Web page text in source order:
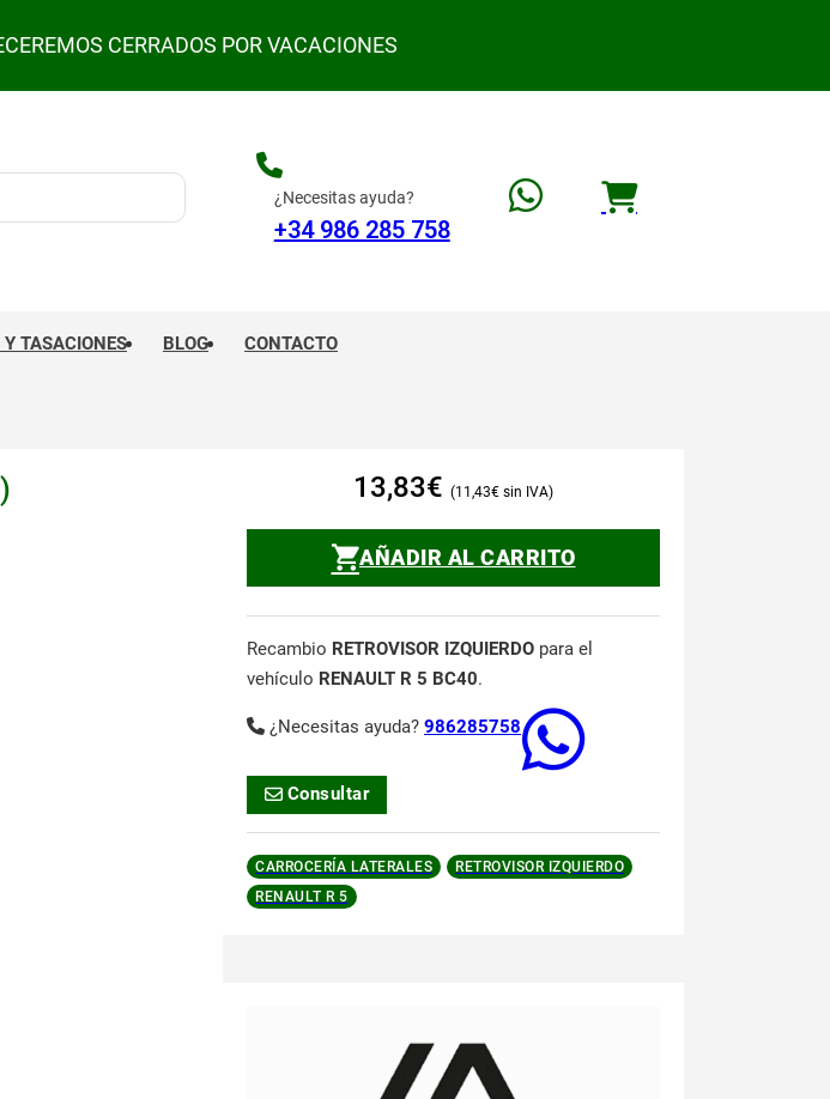
CERRADOS POR VACACIONES
¿Necesitas ayuda?
+34 986 285 758
TASACIONES BLOG CONTACTO
13,83€ 11,43€
AÑADIR AL CARRITO
Recambio RETROVISOR IZQUIERDO para el
vehículo RENAULT R 5 BC40.
¿Necesitas ayuda? 986285758
Consultar
CARROCERÍA LATERALES
RETROVISOR IZQUIERDO
RENAULT R 5